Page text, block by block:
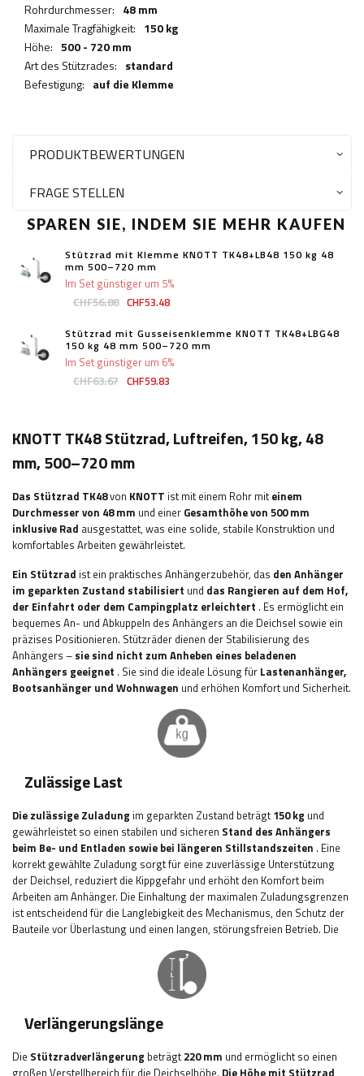
Rohrdurchmesser: 48 mm
Maximale Tragfähigkeit: 150 kg
Höhe: 500 - 720 mm
Art des Stützrades: standard
Befestigung: auf die Klemme
PRODUKTBEWERTUNGEN
FRAGE STELLEN
SPAREN SIE, INDEM SIE MEHR KAUFEN
Stützrad mit Klemme KNOTT TK48+LB48 150 kg 48
mm 500–720 mm
CHF56.88 CHF53.48
Im Set günstiger um 5%
Stützrad mit Gusseisenklemme KNOTT TK48+LBG48
150 kg 48 mm 500–720 mm
CHF63.67 CHF59.83
Im Set günstiger um 6%
KNOTT TK48 Stützrad, Luftreifen, 150 kg, 48
mm, 500–720 mm
Das Stützrad TK48von KNOTT ist mit einem Rohr miteinem
Durchmesser von 48 mm und einer Gesamthöhe von 500 mm
inklusive Rad ausgestattet, was eine solide, stabile Konstruktion und
komfortables Arbeiten gewährleistet.
Ein Stützrad ist ein praktisches Anhängerzubehör, das den Anhänger
im geparkten Zustand stabilisiert und das Rangieren auf dem Hof,
der Einfahrt oder dem Campingplatz erleichtert . Es ermöglicht ein
bequemes An- und Abkuppeln des Anhängers an die Deichsel sowie ein
präzises Positionieren. Stützräder dienen der Stabilisierung des
Anhängers – sie sind nicht zum Anheben eines beladenen
Anhängers geeignet . Sie sind die ideale Lösung für Lastenanhänger,
Bootsanhänger und Wohnwagen und erhöhen Komfort und Sicherheit.
Zulässige Last
Die zulässige Zuladung im geparkten Zustand beträgt150 kg und
gewährleistet so einen stabilen und sicheren Stand des Anhängers
beim Be- und Entladen sowie bei längeren Stillstandszeiten . Eine
korrekt gewählte Zuladung sorgt für eine zuverlässige Unterstützung
der Deichsel, reduziert die Kippgefahr und erhöht den Komfort beim
Arbeiten am Anhänger. Die Einhaltung der maximalen Zuladungsgrenzen
ist entscheidend für die Langlebigkeit des Mechanismus, den Schutz der
Bauteile vor Überlastung und einen langen, störungsfreien Betrieb. Die
Verlängerungslänge
Die Stützradverlängerung beträgt220 mm und ermöglicht so einen